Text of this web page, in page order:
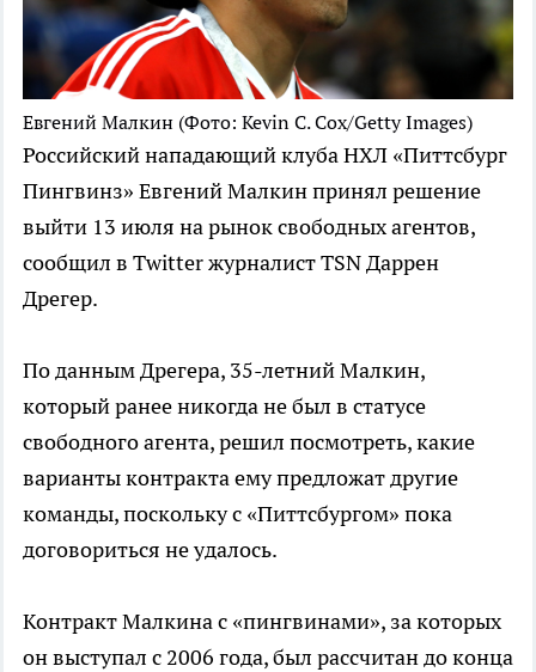
Евгений Малкин (Фото: Kevin C. Cox/Getty Images)
Российский нападающий клуба НХЛ «Питтсбург
Пингвинз» Евгений Малкин принял решение
выйти 13 июля на рынок свободных агентов,
сообщил в Twitter журналист TSN Даррен
Дрегер.
По данным Дрегера, 35-летний Малкин,
который ранее никогда не был в статусе
свободного агента, решил посмотреть, какие
варианты контракта ему предложат другие
команды, поскольку с «Питтсбургом» пока
договориться не удалось.
Контракт Малкина с «пингвинами», за которых
он выступал с 2006 года, был рассчитан до конца